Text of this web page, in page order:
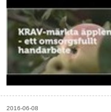
2016-06-08